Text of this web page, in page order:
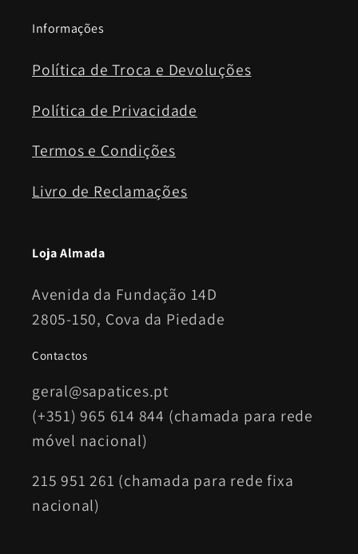
Informações
Política de Troca e Devoluções
Política de Privacidade
Termos e Condições
Livro de Reclamações
Loja Almada
Avenida da Fundação 14D
2805-150, Cova da Piedade
Contactos
geral@sapatices.pt
(+351) 965 614 844 (chamada para rede
móvel nacional)
215 951 261 (chamada para rede fixa
nacional)